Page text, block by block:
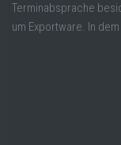
Terminabsprache
um Exportware. In